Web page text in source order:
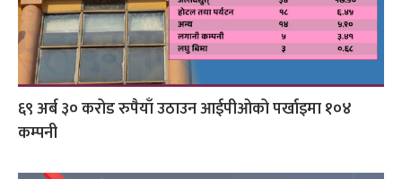
६९ अर्ब ३० करोड रुपैयाँ उठाउन आईपीओको पर्खाइमा १०४
कम्पनी